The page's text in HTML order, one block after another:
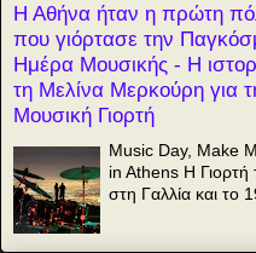
Η Αθήνα ήταν η πρώτη
που γιόρτασε την
Ημέρα Μουσικής - Η
τη Μελίνα Μερκούρη για
Μουσική Γιορτή
Music Day, Make
in Athens Η Γιορτή
στη Γαλλία και το